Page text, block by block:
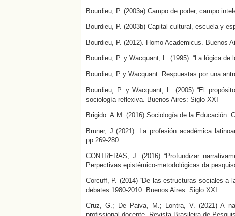
Bourdieu, P. (2003a) Campo de poder, campo
Bourdieu, P. (2003b) Capital cultural, escuela y
Bourdieu, P. (2012). Homo Academicus. Buenos
Bourdieu, P. y Wacquant, L. (1995). “La lógica de
Bourdieu, P y Wacquant. Respuestas por una
Bourdieu, P. y Wacquant, L. (2005) “El
sociología reflexiva. Buenos Aires: Siglo XXI
Brigido. A.M. (2016) Sociología de la Educación.
Bruner, J (2021). La profesión académica
pp.269-280.
CONTRERAS, J. (2016) “Profundizar
Perpectivas epistémico-metodológicas da
Corcuff, P. (2014) “De las estructuras sociales a
debates 1980-2010. Buenos Aires: Siglo XXI.
Cruz, G.; De Paiva, M.; Lontra, V. (2021) A